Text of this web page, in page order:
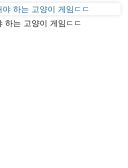
하는 고양이 게임ㄷㄷ